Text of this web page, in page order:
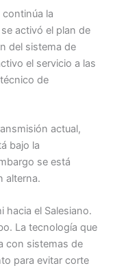
continúa la
activó el plan de
del sistema de
el servicio a las
de
actual,
bajo la
se está
alterna.
hacia el Salesiano.
La tecnología que
con sistemas de
para evitar corte